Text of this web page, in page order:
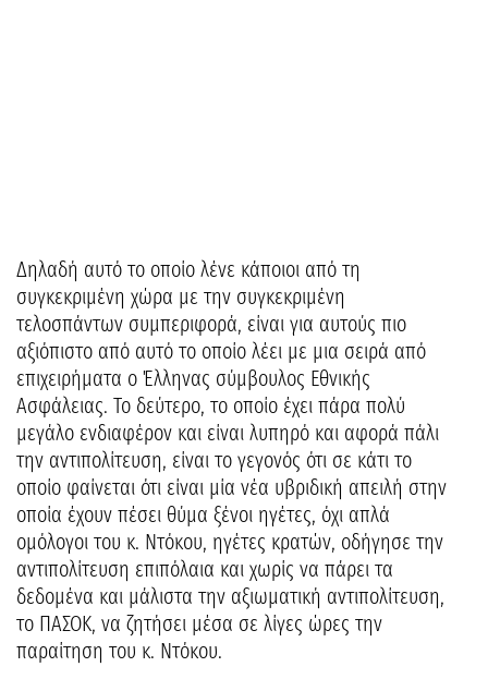
Δηλαδή αυτό το οποίο λένε κάποιοι από τη
συγκεκριμένη χώρα με την συγκεκριμένη
τελοσπάντων συμπεριφορά, είναι για αυτούς πιο
αξιόπιστο από αυτό το οποίο λέει με μια σειρά από
επιχειρήματα ο Έλληνας σύμβουλος Εθνικής
Ασφάλειας. Το δεύτερο, το οποίο έχει πάρα πολύ
μεγάλο ενδιαφέρον και είναι λυπηρό και αφορά πάλι
την αντιπολίτευση, είναι το γεγονός ότι σε κάτι το
οποίο φαίνεται ότι είναι μία νέα υβριδική απειλή στην
οποία έχουν πέσει θύμα ξένοι ηγέτες, όχι απλά
ομόλογοι του κ. Ντόκου, ηγέτες κρατών, οδήγησε την
αντιπολίτευση επιπόλαια και χωρίς να πάρει τα
δεδομένα και μάλιστα την αξιωματική αντιπολίτευση,
το ΠΑΣΟΚ, να ζητήσει μέσα σε λίγες ώρες την
παραίτηση του κ. Ντόκου.